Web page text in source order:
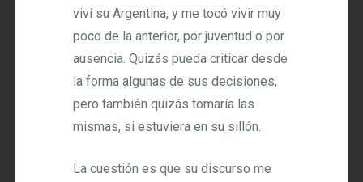
viví su Argentina, y me tocó vivir muy
poco de la anterior, por juventud o por
ausencia. Quizás pueda criticar desde
la forma algunas de sus decisiones,
pero también quizás tomaría las
mismas, si estuviera en su sillón.
La cuestión es que su discurso me